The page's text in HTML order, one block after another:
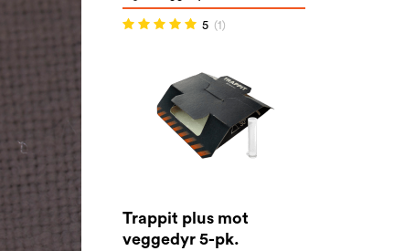
5 (1)
Trappit plus mot
veggedyr 5-pk.